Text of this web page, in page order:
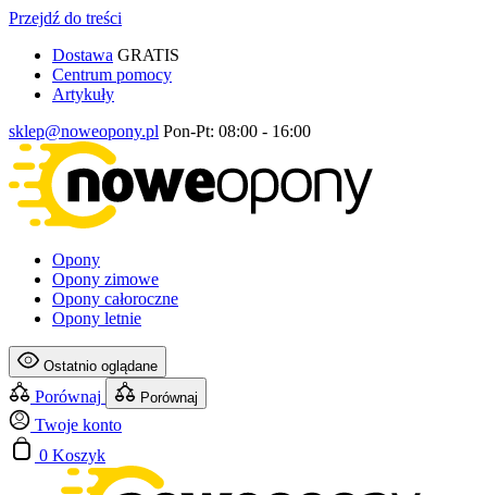
Przejdź do treści
Dostawa GRATIS
Centrum pomocy
Artykuły
sklep@noweopony.pl Pon-Pt: 08:00 - 16:00
Opony
Opony zimowe
Opony całoroczne
Opony letnie
Ostatnio oglądane
Porównaj Porównaj
Twoje konto
0 Koszyk